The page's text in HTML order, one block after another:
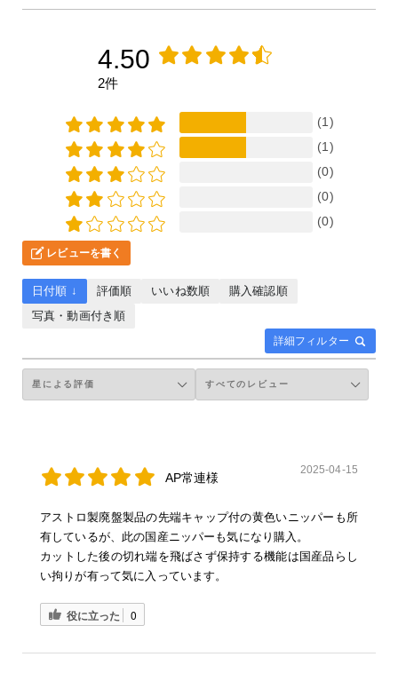
4.50
2件
(1)
(1)
(0)
(0)
(0)
レビューを書く
詳細フィルター
日付順 ↓ 評価順 いいね数順
購入確認順
写真・動画付き順
AP常連様
2025-04-15
アストロ製廃盤製品の先端キャップ付の黄色いニッパーも所
有しているが、此の国産ニッパーも気になり購入。
カットした後の切れ端を飛ばさず保持する機能は国産品らし
い拘りが有って気に入っています。
役に立った 0